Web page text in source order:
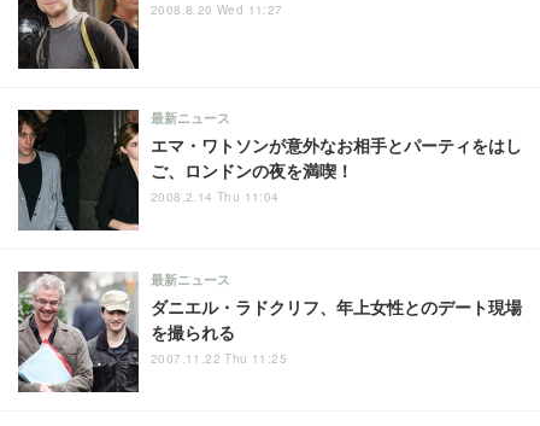
2008.8.20 Wed 11:27
エマ・ワトソンが意外なお相手とパーティをはし
ご、ロンドンの夜を満喫！
最新ニュース
2008.2.14 Thu 11:04
ダニエル・ラドクリフ、年上女性とのデート現場
を撮られる
最新ニュース
2007.11.22 Thu 11:25